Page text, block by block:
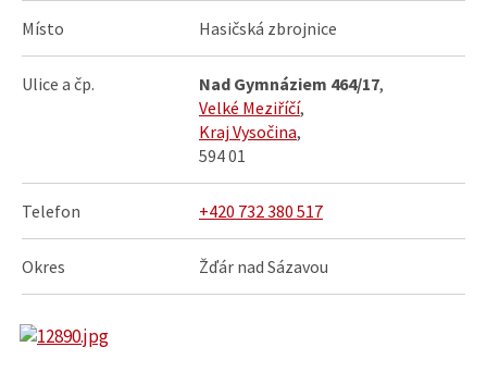
Místo Hasičská zbrojnice
Ulice a čp. Nad Gymnáziem 464/17,
Velké Meziříčí,
Kraj Vysočina,
594 01
Telefon +420 732 380 517
Okres Žďár nad Sázavou